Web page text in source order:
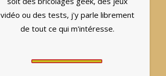
vidéo ou des tests, j'y parle librement
de tout ce qui m'intéresse.